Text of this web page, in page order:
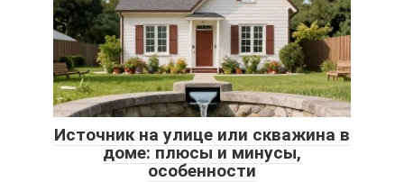
Источник на улице или скважина в
доме: плюсы и минусы,
особенности